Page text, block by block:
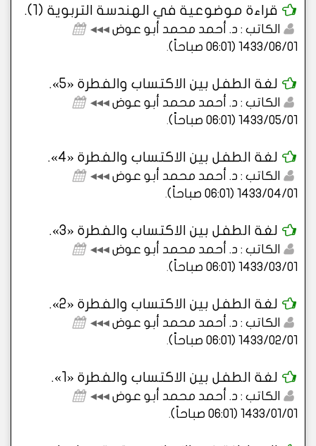
قراءة موضوعية في الهندسة التربوية (1).
الكاتب : د. أحمد محمد أبو عوض ◂◂◂
1433/06/01 (06:01 صباحاً)
.
لغة الطفل بين الاكتساب والفطرة «5».
الكاتب : د. أحمد محمد أبو عوض ◂◂◂
1433/05/01 (06:01 صباحاً)
.
لغة الطفل بين الاكتساب والفطرة «4».
الكاتب : د. أحمد محمد أبو عوض ◂◂◂
1433/04/01 (06:01 صباحاً)
.
لغة الطفل بين الاكتساب والفطرة «3».
الكاتب : د. أحمد محمد أبو عوض ◂◂◂
1433/03/01 (06:01 صباحاً)
.
لغة الطفل بين الاكتساب والفطرة «2».
الكاتب : د. أحمد محمد أبو عوض ◂◂◂
1433/02/01 (06:01 صباحاً)
.
لغة الطفل بين الاكتساب والفطرة «1».
الكاتب : د. أحمد محمد أبو عوض ◂◂◂
1433/01/01 (06:01 صباحاً)
.